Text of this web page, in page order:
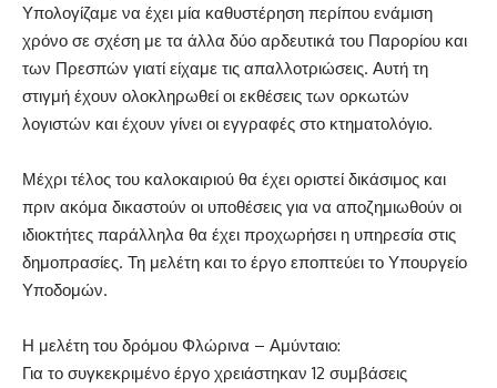
Υπολογίζαμε να έχει μία καθυστέρηση περίπου ενάμιση
χρόνο σε σχέση με τα άλλα δύο αρδευτικά του Παρορίου και
των Πρεσπών γιατί είχαμε τις απαλλοτριώσεις. Αυτή τη
στιγμή έχουν ολοκληρωθεί οι εκθέσεις των ορκωτών
λογιστών και έχουν γίνει οι εγγραφές στο κτηματολόγιο.
Μέχρι τέλος του καλοκαιριού θα έχει οριστεί δικάσιμος και
πριν ακόμα δικαστούν οι υποθέσεις για να αποζημιωθούν οι
ιδιοκτήτες παράλληλα θα έχει προχωρήσει η υπηρεσία στις
δημοπρασίες. Τη μελέτη και το έργο εποπτεύει το Υπουργείο
Υποδομών.
Η μελέτη του δρόμου Φλώρινα – Αμύνταιο:
Για το συγκεκριμένο έργο χρειάστηκαν 12 συμβάσεις